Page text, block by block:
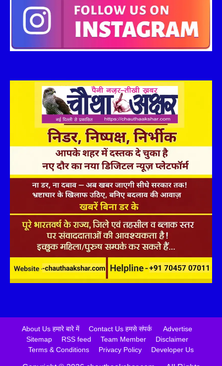
About Us हमारे बारे में Contact Us हमसे संपर्क
Advertise
Sitemap
RSS feed Team Member
Disclaimer
Terms & Conditions
Privacy Policy Developer Us